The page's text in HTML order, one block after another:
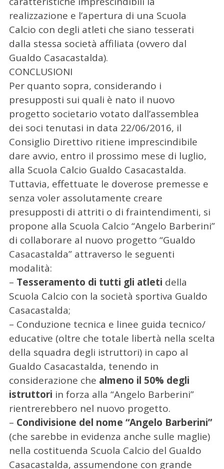
realizzazione e l’apertura di una Scuola
Calcio con degli atleti che siano tesserati
dalla stessa società affiliata (ovvero dal
Gualdo Casacastalda).
CONCLUSIONI
Per quanto sopra, considerando i
presupposti sui quali è nato il nuovo
progetto societario votato dall’assemblea
dei soci tenutasi in data 22/06/2016, il
Consiglio Direttivo ritiene imprescindibile
dare avvio, entro il prossimo mese di luglio,
alla Scuola Calcio Gualdo Casacastalda.
Tuttavia, effettuate le doverose premesse e
senza voler assolutamente creare
presupposti di attriti o di fraintendimenti, si
propone alla Scuola Calcio “Angelo Barberini”
di collaborare al nuovo progetto “Gualdo
Casacastalda” attraverso le seguenti
modalità:
– Tesseramento di tutti gli atleti della
Scuola Calcio con la società sportiva Gualdo
Casacastalda;
– Conduzione tecnica e linee guida tecnico/
educative (oltre che totale libertà nella scelta
della squadra degli istruttori) in capo al
Gualdo Casacastalda, tenendo in
considerazione che almeno il 50% degli
istruttori in forza alla “Angelo Barberini”
rientrerebbero nel nuovo progetto.
– Condivisione del nome “Angelo Barberini”
(che sarebbe in evidenza anche sulle maglie)
nella costituenda Scuola Calcio del Gualdo
Casacastalda, assumendone con grande